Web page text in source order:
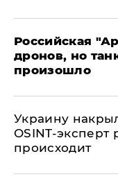
​Российская
дронов, но
произошло
​Украину
OSINT-эксперт
происходит